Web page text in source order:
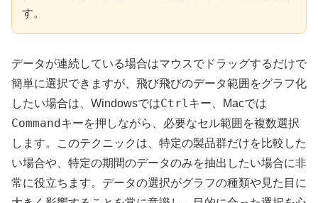
す。
データが連続している場合はマウスでドラッグするだけで
簡単に選択できますが、飛び飛びのデータ範囲をグラフ化
したい場合は、WindowsではCtrlキー、Macでは
Command キーを押しながら、必要なセル範囲を複数選択
します。このテクニックは、特定の製品群だけを比較した
い場合や、特定の期間のデータのみを抽出したい場合に非
常に役立ちます。データの選択がグラフの種類や見た目に